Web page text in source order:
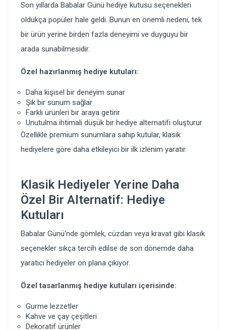
Son yıllarda Babalar Günü hediye kutusu seçenekleri
oldukça popüler hale geldi. Bunun en önemli nedeni, tek
bir ürün yerine birden fazla deneyimi ve duyguyu bir
arada sunabilmesidir.
Özel hazırlanmış hediye kutuları:
Daha kişisel bir deneyim sunar
Şık bir sunum sağlar
Farklı ürünleri bir araya getirir
Unutulma ihtimali düşük bir hediye alternatifi oluşturur
Özellikle premium sunumlara sahip kutular, klasik
hediyelere göre daha etkileyici bir ilk izlenim yaratır.
Klasik Hediyeler Yerine Daha
Özel Bir Alternatif: Hediye
Kutuları
Babalar Günü'nde gömlek, cüzdan veya kravat gibi klasik
seçenekler sıkça tercih edilse de son dönemde daha
yaratıcı hediyeler ön plana çıkıyor.
Özel tasarlanmış hediye kutuları içerisinde:
Gurme lezzetler
Kahve ve çay çeşitleri
Dekoratif ürünler